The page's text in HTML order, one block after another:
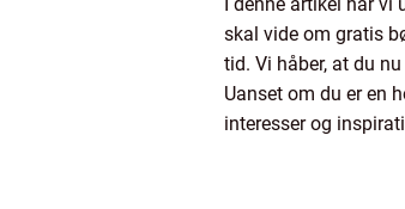
I denne artikel har
skal vide om gratis
tid. Vi håber, at du
Uanset om du er en
interesser og